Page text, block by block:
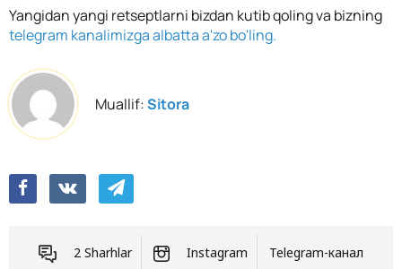
Yangidan yangi retseptlarni bizdan kutib qoling va bizning
telegram kanalimizga albatta a'zo bo'ling.
Muallif:Sitora
2 Sharhlar Instagram Telegram-канал